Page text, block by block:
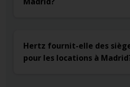
Hertz fournit-elle des
pour les locations à